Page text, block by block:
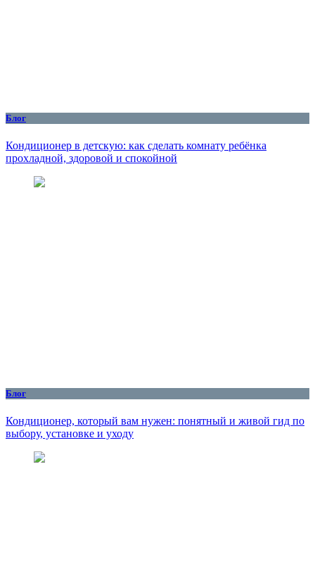
Блог
Кондиционер в детскую: как сделать комнату ребёнка
прохладной, здоровой и спокойной
Блог
Кондиционер, который вам нужен: понятный и живой гид по
выбору, установке и уходу